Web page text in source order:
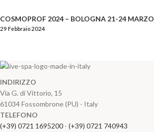
COSMOPROF 2024 – BOLOGNA 21-24 MARZO
29 Febbraio 2024
INDIRIZZO
Via G. di Vittorio, 15
61034 Fossombrone (PU) - Italy
TELEFONO
(+39) 0721 1695200 - (+39) 0721 740943